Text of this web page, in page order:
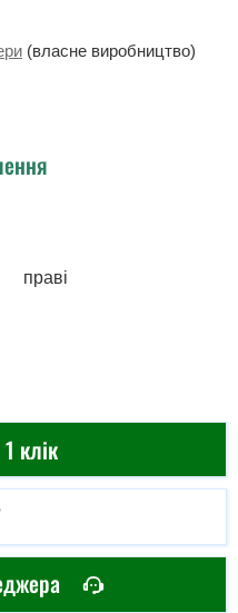
(власне виробництво)
праві
клік